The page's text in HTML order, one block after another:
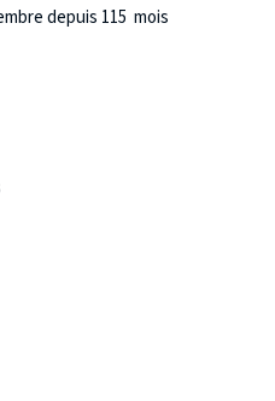
depuis 115 mois